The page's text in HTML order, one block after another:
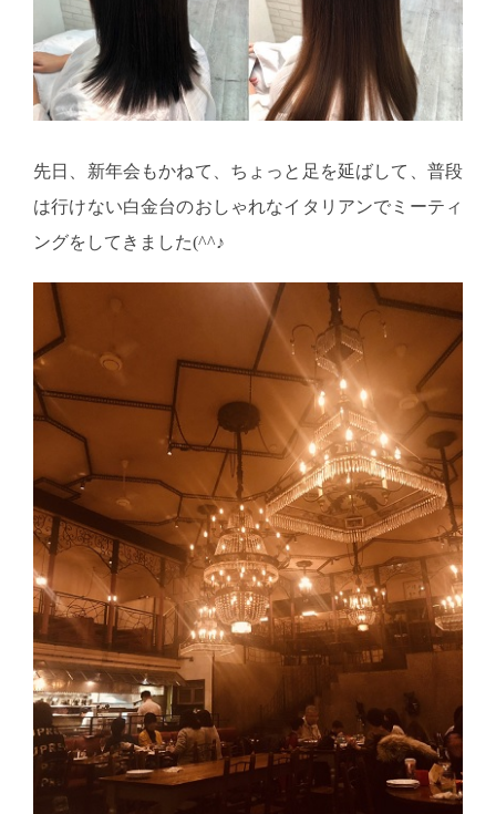
先日、新年会もかねて、ちょっと足を延ばして、普段
は行けない白金台のおしゃれなイタリアンでミーティ
ングをしてきました(^^♪